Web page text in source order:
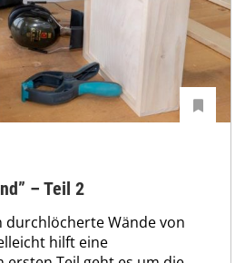
– Teil 2
Wände von
hilft eine